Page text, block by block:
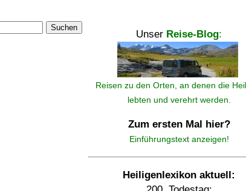
Suchen
Unser Reise-Blog:
Reisen zu den Orten, an denen die
lebten und verehrt werden.
Zum ersten Mal hier?
Einführungstext anzeigen!
Heiligenlexikon aktuell: